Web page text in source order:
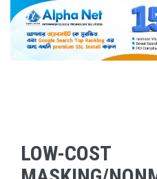
LOW-COST